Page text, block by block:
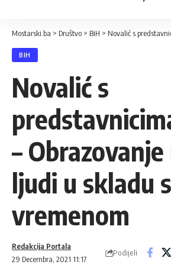
Mostarski.ba > Društvo > BiH > Novalić s predstavnicima IUS-a –
BIH
Novalić s
–
ljudi u skladu s
vremenom
29 Decembra, 2021 11:17
Redakcija Portala
Podijeli